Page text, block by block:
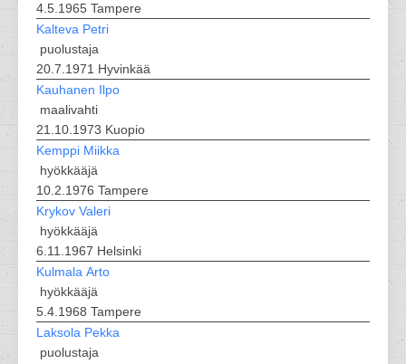
4.5.1965 Tampere
Kalteva Petri
puolustaja
20.7.1971 Hyvinkää
Kauhanen Ilpo
maalivahti
21.10.1973 Kuopio
Kemppi Miikka
hyökkääjä
10.2.1976 Tampere
Krykov Valeri
hyökkääjä
6.11.1967 Helsinki
Kulmala Arto
hyökkääjä
5.4.1968 Tampere
Laksola Pekka
puolustaja